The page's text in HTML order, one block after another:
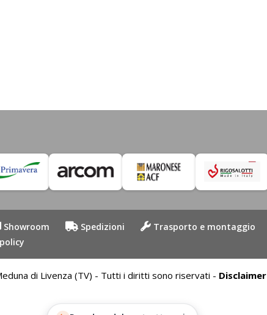
Showroom Spedizioni Trasporto e montaggio
di Livenza (TV) - Tutti i diritti sono riservati - Disclaimer